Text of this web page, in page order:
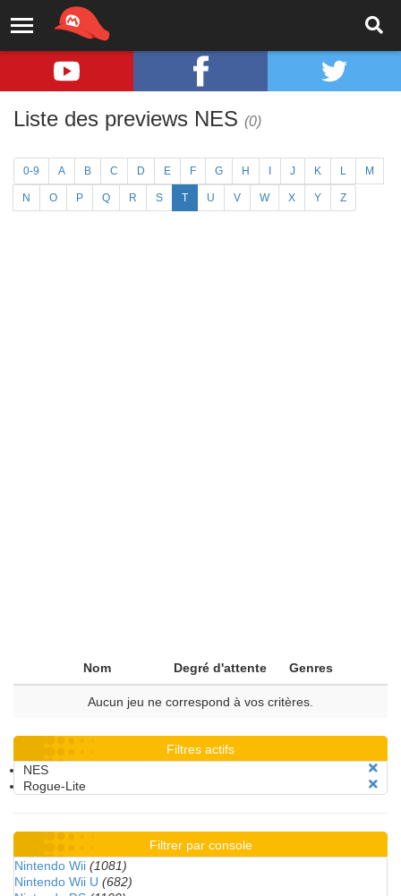
Liste des previews NES (0)
0-9 A B C D E F G H J K L M
N O P Q R S T U V W X Y Z
Nom Degré d'attente Genres
Aucun jeu ne correspond à vos critères.
Filtres actifs
NES
Rogue-Lite
Filtrer par console
Nintendo Wii (1081)
Nintendo Wii U (682)